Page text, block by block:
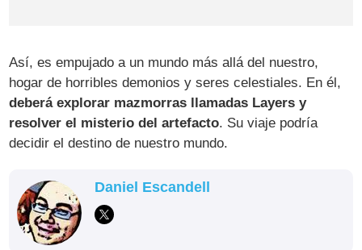
Así, es empujado a un mundo más allá del nuestro,
hogar de horribles demonios y seres celestiales. En él,
deberá explorar mazmorras llamadas Layers y
resolver el misterio del artefacto. Su viaje podría
decidir el destino de nuestro mundo.
Daniel Escandell